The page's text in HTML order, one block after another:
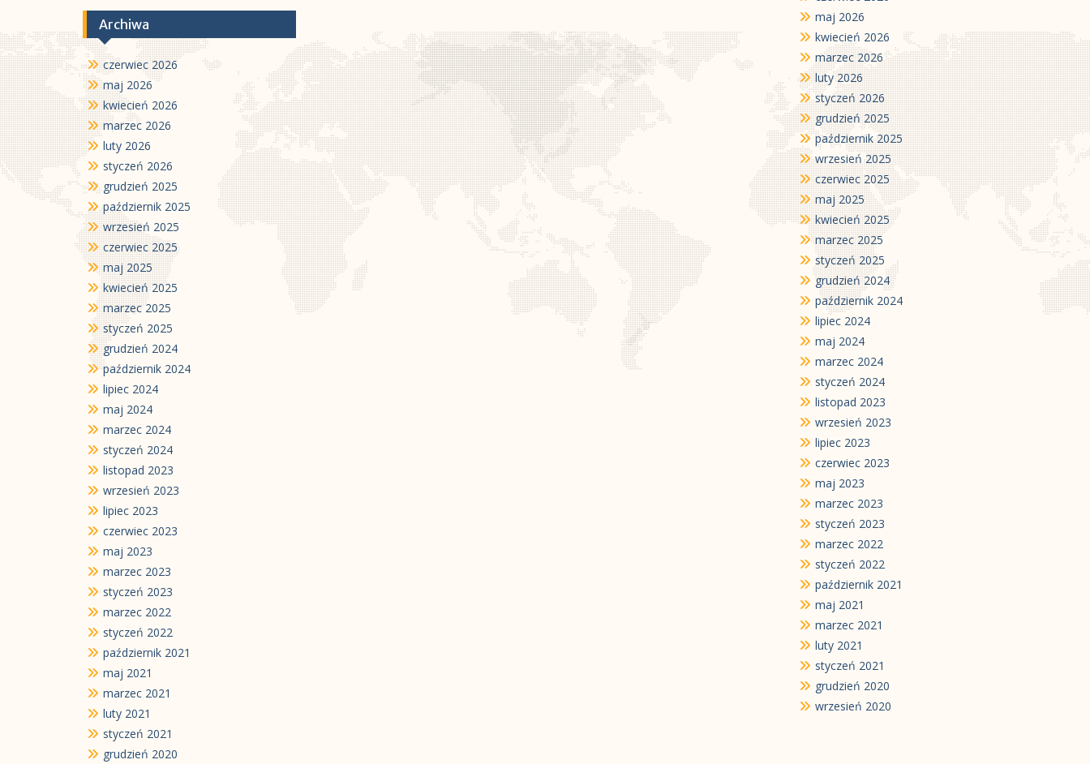
maj 2026
kwiecień 2026
marzec 2026
luty 2026
styczeń 2026
grudzień 2025
październik 2025
wrzesień 2025
czerwiec 2025
maj 2025
kwiecień 2025
marzec 2025
styczeń 2025
grudzień 2024
październik 2024
lipiec 2024
maj 2024
marzec 2024
styczeń 2024
listopad 2023
wrzesień 2023
lipiec 2023
czerwiec 2023
maj 2023
marzec 2023
styczeń 2023
marzec 2022
styczeń 2022
październik 2021
maj 2021
marzec 2021
luty 2021
styczeń 2021
grudzień 2020
wrzesień 2020
Archiwa
czerwiec 2026
maj 2026
kwiecień 2026
marzec 2026
luty 2026
styczeń 2026
grudzień 2025
październik 2025
wrzesień 2025
czerwiec 2025
maj 2025
kwiecień 2025
marzec 2025
styczeń 2025
grudzień 2024
październik 2024
lipiec 2024
maj 2024
marzec 2024
styczeń 2024
listopad 2023
wrzesień 2023
lipiec 2023
czerwiec 2023
maj 2023
marzec 2023
styczeń 2023
marzec 2022
styczeń 2022
październik 2021
maj 2021
marzec 2021
luty 2021
styczeń 2021
grudzień 2020